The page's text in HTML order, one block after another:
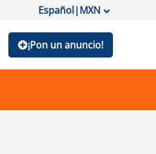
Español|MXN
¡Pon un anuncio!